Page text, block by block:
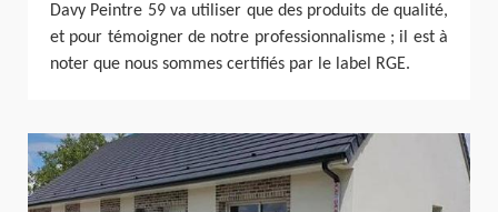
Davy Peintre 59 va utiliser que des produits de qualité,
et pour témoigner de notre professionnalisme ; il est à
noter que nous sommes certifiés par le label RGE.